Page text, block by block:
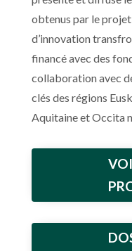
obtenus par le
d’innovation
financé avec des
collaboration avec
clés des régions
Aquitaine et Occita